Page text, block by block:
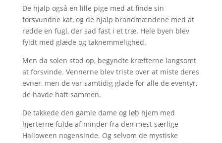
De hjalp også en lille pige med at finde sin
forsvundne kat, og de hjalp brandmændene med at
redde en fugl, der sad fast i et træ. Hele byen blev
fyldt med glæde og taknemmelighed.
Men da solen stod op, begyndte kræfterne langsomt
at forsvinde. Vennerne blev triste over at miste deres
evner, men de var samtidig glade for alle de eventyr,
de havde haft sammen.
De takkede den gamle dame og løb hjem med
hjerterne fulde af minder fra den mest særlige
Halloween nogensinde. Og selvom de mystiske